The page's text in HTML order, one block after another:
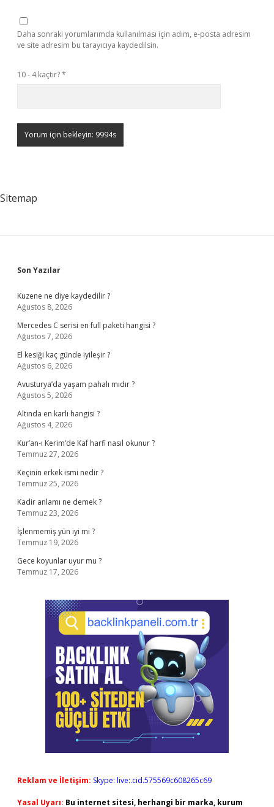
Daha sonraki yorumlarımda kullanılması için adım, e-posta adresim
ve site adresim bu tarayıcıya kaydedilsin.
10 - 4 kaçtır?*
Sitemap
Sidebar
Son Yazılar
Kuzene ne diye kaydedilir ?
Ağustos 8, 2026
Mercedes C serisi en full paketi hangisi ?
Ağustos 7, 2026
El kesiği kaç günde iyileşir ?
Ağustos 6, 2026
Avusturya’da yaşam pahalı mıdır ?
Ağustos 5, 2026
Altında en karlı hangisi ?
Ağustos 4, 2026
Kur’an-ı Kerim’de Kaf harfi nasıl okunur ?
Temmuz 27, 2026
Keçinin erkek ismi nedir ?
Temmuz 25, 2026
Kadir anlamı ne demek ?
Temmuz 23, 2026
İşlenmemiş yün iyi mi ?
Temmuz 19, 2026
Gece koyunlar uyur mu ?
Temmuz 17, 2026
Reklam ve İletişim: Skype: live:.cid.575569c608265c69
Yasal Uyarı: Bu internet sitesi, herhangi bir marka, kurum